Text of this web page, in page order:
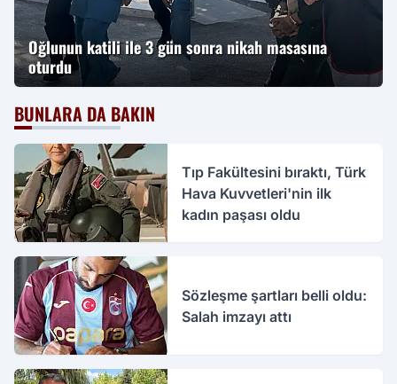
Oğlunun katili ile 3 gün sonra nikah masasına
oturdu
BUNLARA DA BAKIN
Tıp Fakültesini bıraktı, Türk
Hava Kuvvetleri'nin ilk
kadın paşası oldu
Sözleşme şartları belli oldu:
Salah imzayı attı